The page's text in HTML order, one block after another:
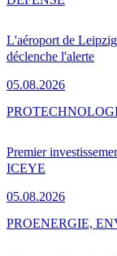
L'aéroport de
déclenche l'alerte
05.08.2026
Premier
ICEYE
05.08.2026
PRO
PROENERGIE,